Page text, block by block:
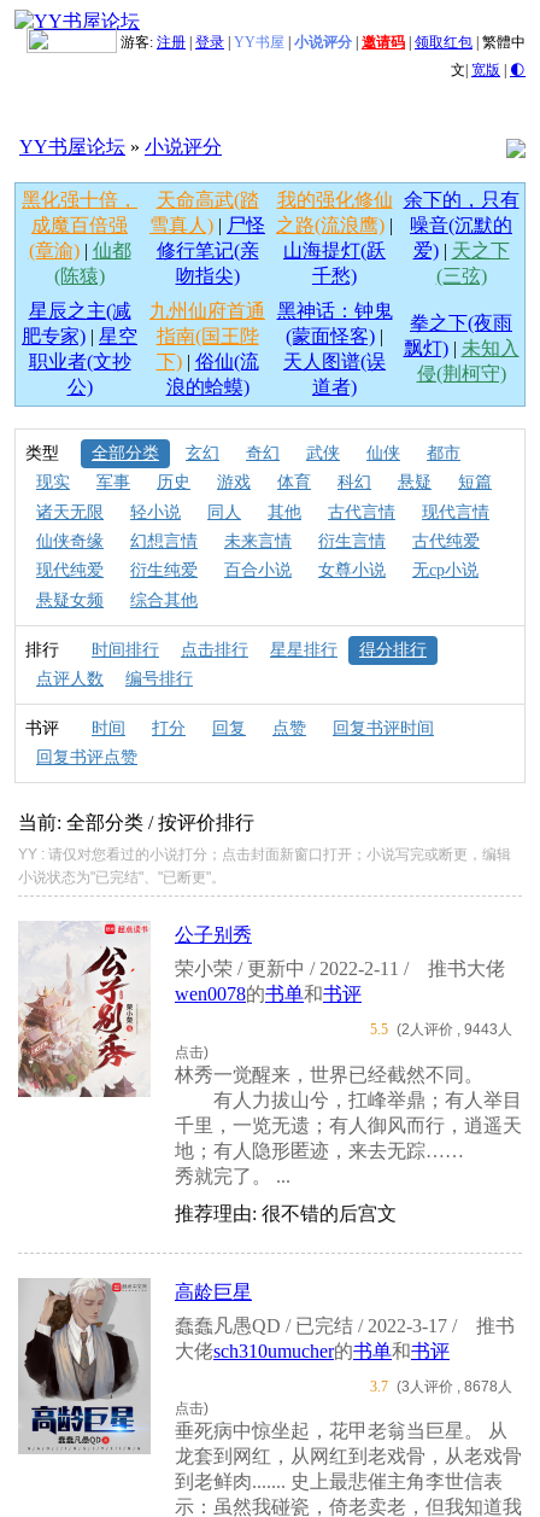
游客: 注册 登录 YY书屋 小说评分 邀请码 领取红包 繁體中
文| 宽版 | 🌓
YY书屋论坛 » 小说评分
黑化强十倍，
成魔百倍强
(章渝)| 仙都
(陈猿)
天命高武(踏
雪真人) | 尸怪
修行笔记(亲
吻指尖)
我的强化修仙
之路(流浪鹰) |
山海提灯(跃
千愁)
余下的，只有
噪音(沉默的
爱)| 天之下
(三弦)
星辰之主(减
肥专家) | 星空
职业者(文抄
公)
九州仙府首通
指南(国王陛
下)| 俗仙(流
浪的蛤蟆)
黑神话：钟鬼
(蒙面怪客) |
天人图谱(误
道者)
拳之下(夜雨
飘灯)| 未知入
侵(荆柯守)
类型 全部分类 玄幻 奇幻 武侠 仙侠
都市
现实
军事 历史 游戏 体育 科幻 悬疑
短篇
诸天无限
轻小说 同人 其他 古代言情
现代言情
仙侠奇缘
幻想言情 未来言情 衍生言情
古代纯爱
现代纯爱
衍生纯爱 百合小说 女尊小说
无cp小说
悬疑女频
综合其他
排行 时间排行 点击排行 星星排行
得分排行
点评人数
编号排行
书评 时间 打分 回复 点赞
回复书评时间
回复书评点赞
当前: 全部分类 / 按评价排行
YY : 请仅对您看过的小说打分；点击封面新窗口打开；小说写完或断更，编辑
小说状态为"已完结"、"已断更"。
公子别秀
荣小荣 / 更新中 / 2022-2-11 /
推书大佬
wen0078的书单和书评
5.5 (2人评价 , 9443人
点击)
林秀一觉醒来，世界已经截然不同。
有人力拔山兮，扛峰举鼎；有人举目
千里，一览无遗；有人御风而行，逍遥天
地；有人隐形匿迹，来去无踪……
秀就完了。 ...
推荐理由: 很不错的后宫文
高龄巨星
蠢蠢凡愚QD / 已完结 / 2022-3-17 /
推书
大佬sch310umucher的书单和书评
3.7 (3人评价 , 8678人
点击)
垂死病中惊坐起，花甲老翁当巨星。 从
龙套到网红，从网红到老戏骨，从老戏骨
到老鲜肉....... 史上最悲催主角李世信表
示：虽然我碰瓷，倚老卖老，但我知道我